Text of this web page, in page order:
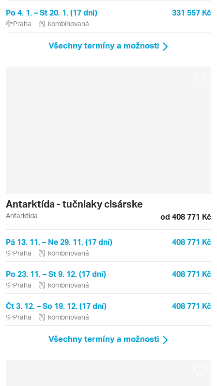
Po 4. 1. – St 20. 1. (17 dní) 331 557 Kč
Praha kombinovaná
Všechny termíny a možnosti
Antarktída - tučniaky cisárske
Antarktida od 408 771 Kč
Pá 13. 11. – Ne 29. 11. (17 dní) 408 771 Kč
Praha kombinovaná
Po 23. 11. – St 9. 12. (17 dní) 408 771 Kč
Praha kombinovaná
Čt 3. 12. – So 19. 12. (17 dní) 408 771 Kč
Praha kombinovaná
Všechny termíny a možnosti